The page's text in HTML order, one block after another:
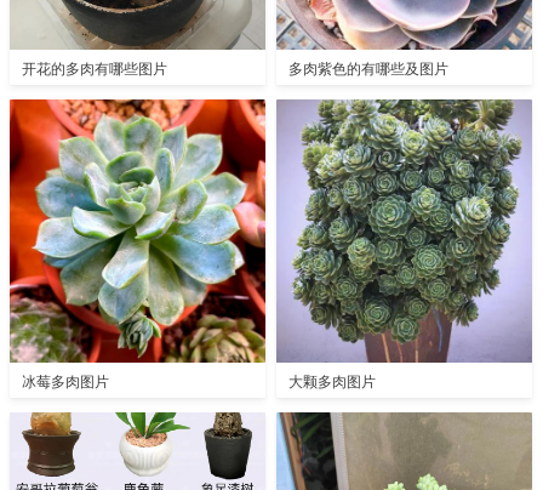
开花的多肉有哪些图片 多肉紫色的有哪些及图片
冰莓多肉图片 大颗多肉图片